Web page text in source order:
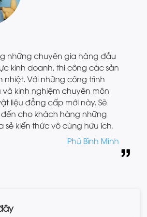
những chuyên gia hàng đầu
kinh doanh, thi công các sản
nhiệt. Với những công trình
và kinh nghiệm chuyên môn
liệu đẳng cấp mới này. Sẽ
cho khách hàng những
sẻ kiến thức vô cùng hữu ích.
Phú Bình Minh